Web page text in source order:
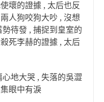
壞的證據 , 太后也反
人狗咬狗大吵 , 沒想
待發 , 捕捉到皇室的
死李赫的證據 , 太后
地大哭 , 失落的吳澀
眼中有淚